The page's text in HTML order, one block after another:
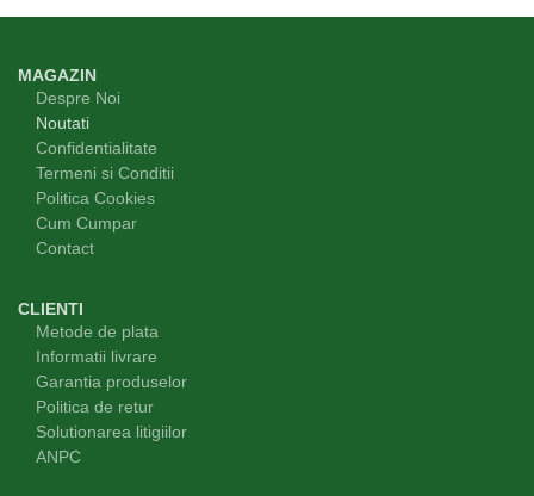
MAGAZIN
Despre Noi
Noutati
Confidentialitate
Termeni si Conditii
Politica Cookies
Cum Cumpar
Contact
CLIENTI
Metode de plata
Informatii livrare
Garantia produselor
Politica de retur
Solutionarea litigiilor
ANPC